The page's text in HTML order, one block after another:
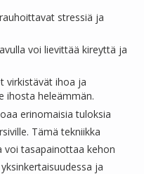
stressiä ja
voi lievittää kireyttä ja
virkistävät ihoa ja
ihosta heleämmän.
erinomaisia tuloksia
Tämä tekniikka
voi tasapainottaa kehon
ja